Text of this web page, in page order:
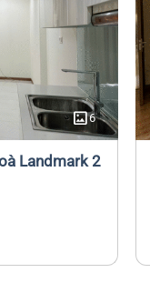
imagesmode6
Landmark 2